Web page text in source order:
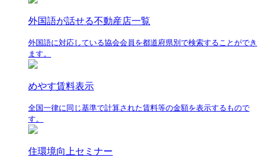
外国語が話せる不動産店一覧
外国語に対応している協会会員を都道府県別で検索することができ
ます。
めやす賃料表示
全国一律に同じ基準で計算された賃料等の金額を表示するもので
す。
住環境向上セミナー